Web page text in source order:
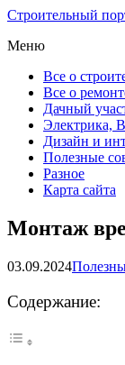
Строительный
Меню
Все о
Все о
Дачный
Электрика,
Дизайн и
Полезные
Разное
Карта сайта
Монтаж
03.09.2024
Содержание: